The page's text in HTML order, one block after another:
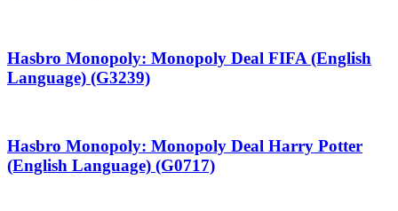
Hasbro Monopoly: Monopoly Deal FIFA (English
Language) (G3239)
Hasbro Monopoly: Monopoly Deal Harry Potter
(English Language) (G0717)